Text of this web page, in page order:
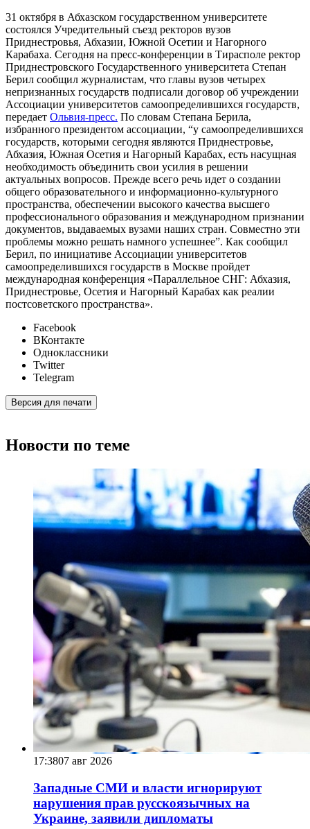
31 октября в Абхазском государственном университете
состоялся Учредительный съезд ректоров вузов
Приднестровья, Абхазии, Южной Осетии и Нагорного
Карабаха. Сегодня на пресс-конференции в Тирасполе ректор
Приднестровского Государственного университета Степан
Берил сообщил журналистам, что главы вузов четырех
непризнанных государств подписали договор об учреждении
Ассоциации университетов самоопределившихся государств,
передает Ольвия-пресс. По словам Степана Берила,
избранного президентом ассоциации, “у самоопределившихся
государств, которыми сегодня являются Приднестровье,
Абхазия, Южная Осетия и Нагорный Карабах, есть насущная
необходимость объединить свои усилия в решении
актуальных вопросов. Прежде всего речь идет о создании
общего образовательного и информационно-культурного
пространства, обеспечении высокого качества высшего
профессионального образования и международном признании
документов, выдаваемых вузами наших стран. Совместно эти
проблемы можно решать намного успешнее”. Как сообщил
Берил, по инициативе Ассоциации университетов
самоопределившихся государств в Москве пройдет
международная конференция «Параллельное СНГ: Абхазия,
Приднестровье, Осетия и Нагорный Карабах как реалии
постсоветского пространства».
Facebook
ВКонтакте
Одноклассники
Twitter
Telegram
Версия для печати
Новости по теме
17:3807 авг 2026
Западные СМИ и власти игнорируют
нарушения прав русскоязычных на
Украине, заявили дипломаты